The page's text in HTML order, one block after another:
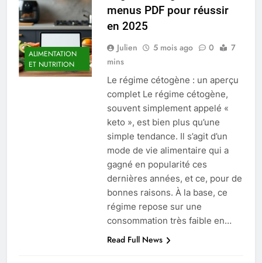
ALIMENTATION
ET NUTRITION
menus PDF pour réussir
en 2025
Julien 5 mois ago 0
7
mins
Le régime cétogène : un aperçu
complet Le régime cétogène,
souvent simplement appelé «
keto », est bien plus qu’une
simple tendance. Il s’agit d’un
mode de vie alimentaire qui a
gagné en popularité ces
dernières années, et ce, pour de
bonnes raisons. À la base, ce
régime repose sur une
consommation très faible en…
Read Full News